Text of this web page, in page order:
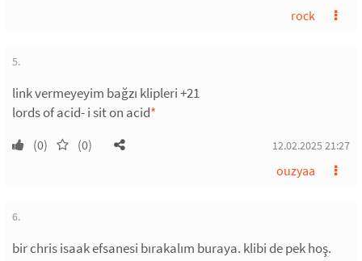
rock
5.
link vermeyeyim bağzı klipleri +21
lords of acid- i sit on acid*
(0) (0) 12.02.2025 21:27
ouzyaa
6.
bir chris isaak efsanesi bırakalım buraya. klibi de pek hoş.